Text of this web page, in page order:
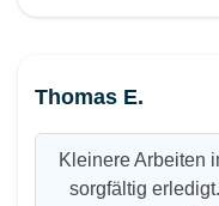
Thomas E.
Kleinere Arbeiten
sorgfältig